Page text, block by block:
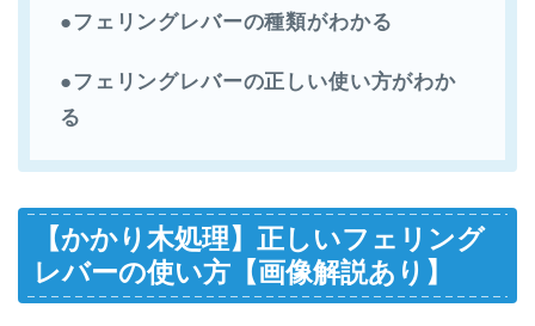
●フェリングレバーの種類がわかる
●フェリングレバーの正しい使い方がわか
る
【かかり木処理】正しいフェリング
レバーの使い方【画像解説あり】